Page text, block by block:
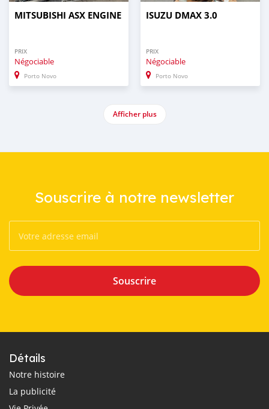
MITSUBISHI ASX ENGINE
PRIX
Négociable
Porto Novo
ISUZU DMAX 3.0
PRIX
Négociable
Porto Novo
Afficher plus
Souscrire à notre newsletter
Souscrire
Détails
Notre histoire
La publicité